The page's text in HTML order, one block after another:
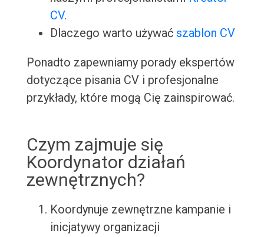
CV.
Dlaczego warto używać szablon CV
Ponadto zapewniamy porady ekspertów
dotyczące pisania CV i profesjonalne
przykłady, które mogą Cię zainspirować.
Czym zajmuje się
Koordynator działań
zewnętrznych?
Koordynuje zewnętrzne kampanie i
inicjatywy organizacji